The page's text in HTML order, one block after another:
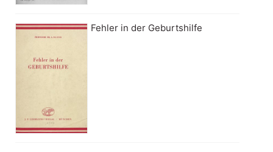
Fehler in der Geburtshilfe